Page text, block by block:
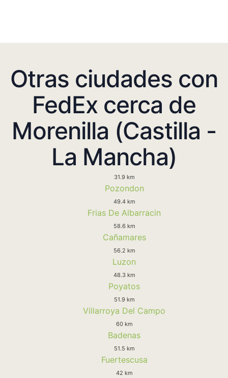
Otras ciudades con
FedEx cerca de
Morenilla (Castilla -
La Mancha)
31.9 km
Pozondon
49.4 km
Frias De Albarracin
58.6 km
Cañamares
56.2 km
Luzon
48.3 km
Poyatos
51.9 km
Villarroya Del Campo
60 km
Badenas
51.5 km
Fuertescusa
42 km